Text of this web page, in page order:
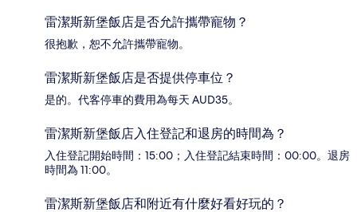
雷潔斯新堡飯店是否允許攜帶寵物？
很抱歉，恕不允許攜帶寵物。
雷潔斯新堡飯店是否提供停車位？
是的。代客停車的費用為每天 AUD35。
雷潔斯新堡飯店入住登記和退房的時間為？
入住登記開始時間：15:00；入住登記結束時間：00:00。退房
時間為 11:00。
雷潔斯新堡飯店和附近有什麼好看好玩的？